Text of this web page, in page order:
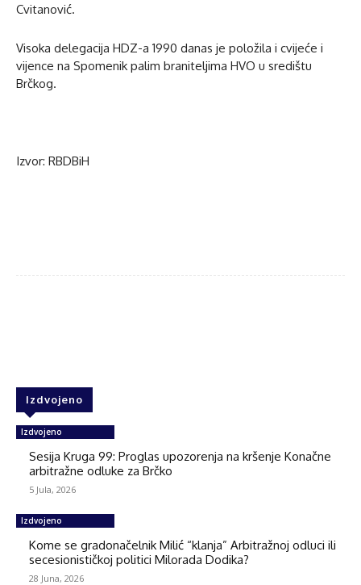
Cvitanović.
Visoka delegacija HDZ-a 1990 danas je položila i cvijeće i
vijence na Spomenik palim braniteljima HVO u središtu
Brčkog.
Izvor: RBDBiH
Izdvojeno
Izdvojeno
Sesija Kruga 99: Proglas upozorenja na kršenje Konačne
arbitražne odluke za Brčko
5 Jula, 2026
Izdvojeno
Kome se gradonačelnik Milić “klanja” Arbitražnoj odluci ili
secesionističkoj politici Milorada Dodika?
28 Juna, 2026